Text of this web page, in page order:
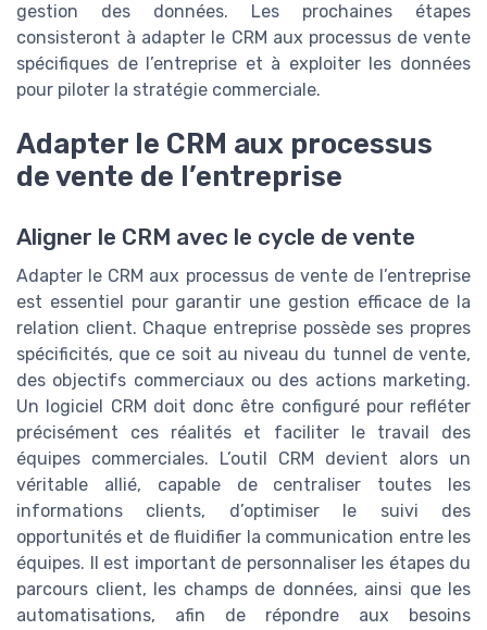
gestion des données. Les prochaines étapes
consisteront à adapter le CRM aux processus de vente
spécifiques de l’entreprise et à exploiter les données
pour piloter la stratégie commerciale.
Adapter le CRM aux processus
de vente de l’entreprise
Aligner le CRM avec le cycle de vente
Adapter le CRM aux processus de vente de l’entreprise
est essentiel pour garantir une gestion efficace de la
relation client. Chaque entreprise possède ses propres
spécificités, que ce soit au niveau du tunnel de vente,
des objectifs commerciaux ou des actions marketing.
Un logiciel CRM doit donc être configuré pour refléter
précisément ces réalités et faciliter le travail des
équipes commerciales. L’outil CRM devient alors un
véritable allié, capable de centraliser toutes les
informations clients, d’optimiser le suivi des
opportunités et de fluidifier la communication entre les
équipes. Il est important de personnaliser les étapes du
parcours client, les champs de données, ainsi que les
automatisations, afin de répondre aux besoins